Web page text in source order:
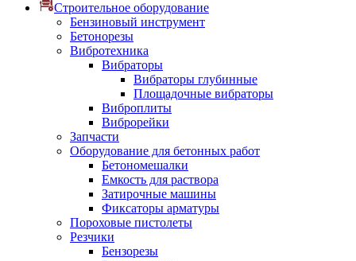
Строительное оборудование
Бензиновый инструмент
Бетонорезы
Вибротехника
Вибраторы
Вибраторы глубинные
Площадочные вибраторы
Виброплиты
Виброрейки
Запчасти
Оборудование для бетонных работ
Бетономешалки
Емкость для раствора
Затирочные машины
Фиксаторы арматуры
Пороховые пистолеты
Резчики
Бензорезы